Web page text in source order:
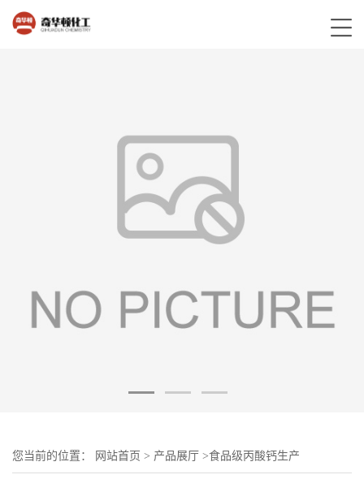
您当前的位置： 网站首页 > 产品展厅 >食品级丙酸钙生产